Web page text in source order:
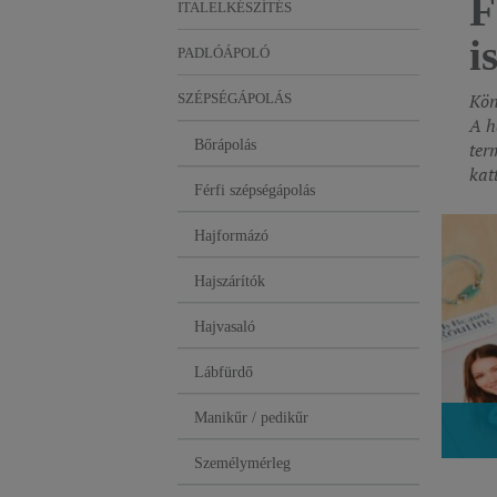
ITALELKÉSZÍTÉS
PADLÓÁPOLÓ
SZÉPSÉGÁPOLÁS
Bőrápolás
Férfi szépségápolás
Hajformázó
Hajszárítók
Hajvasaló
Lábfürdő
Manikűr / pedikűr
Személymérleg
A